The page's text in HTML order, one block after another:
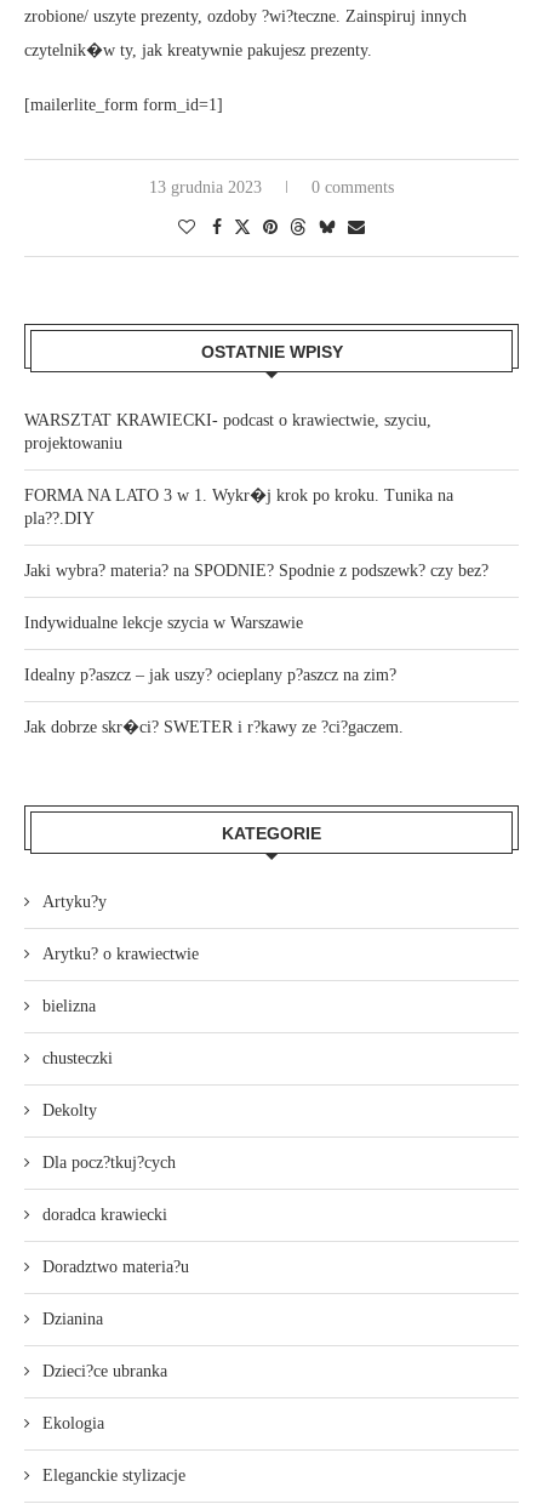
zrobione/ uszyte prezenty, ozdoby ?wi?teczne. Zainspiruj innych
czytelnik�w ty, jak kreatywnie pakujesz prezenty.
[mailerlite_form form_id=1]
13 grudnia 2023 0 comments
OSTATNIE WPISY
WARSZTAT KRAWIECKI- podcast o krawiectwie, szyciu,
projektowaniu
FORMA NA LATO 3 w 1. Wykr�j krok po kroku. Tunika na
pla??.DIY
Jaki wybra? materia? na SPODNIE? Spodnie z podszewk? czy bez?
Indywidualne lekcje szycia w Warszawie
Idealny p?aszcz – jak uszy? ocieplany p?aszcz na zim?
Jak dobrze skr�ci? SWETER i r?kawy ze ?ci?gaczem.
KATEGORIE
Artyku?y
Arytku? o krawiectwie
bielizna
chusteczki
Dekolty
Dla pocz?tkuj?cych
doradca krawiecki
Doradztwo materia?u
Dzianina
Dzieci?ce ubranka
Ekologia
Eleganckie stylizacje